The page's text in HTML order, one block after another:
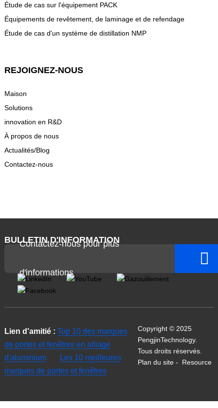
Étude de cas sur l'équipement PACK
Équipements de revêtement, de laminage et de refendage
Étude de cas d'un système de distillation NMP
REJOIGNEZ-NOUS
Maison
Solutions
innovation en R&D
À propos de nous
Actualités/Blog
Contactez-nous
BULLETIN D'INFORMATION
Contactez-nous pour plus
d'informations
Lien d'amitié : Top 10 des marques
de portes et fenêtres en alliage
d'aluminium
Les 10 meilleures
marques de portes et fenêtres
Copyright © 2025
PengjinTechnology.
Tous droits réservés.
Plan du site- Resource